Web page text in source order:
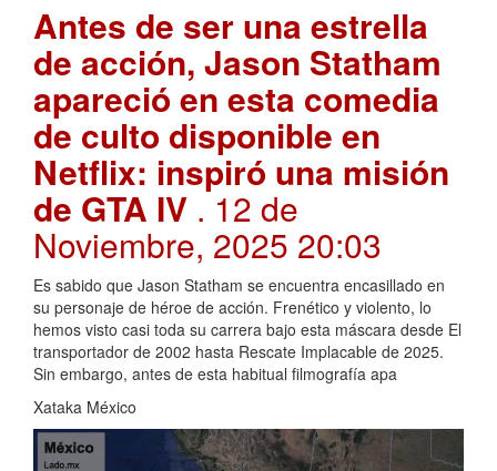
Antes de ser una estrella
de acción, Jason Statham
apareció en esta comedia
de culto disponible en
Netflix: inspiró una misión
de GTA IV . 12 de
Noviembre, 2025 20:03
Es sabido que Jason Statham se encuentra encasillado en
su personaje de héroe de acción. Frenético y violento, lo
hemos visto casi toda su carrera bajo esta máscara desde El
transportador de 2002 hasta Rescate Implacable de 2025.
Sin embargo, antes de esta habitual filmografía apa
Xataka México